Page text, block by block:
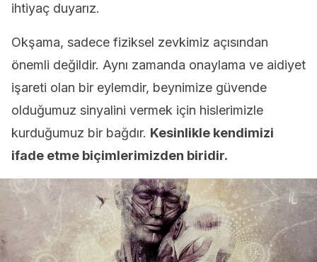
ihtiyaç duyarız.
Okşama, sadece fiziksel zevkimiz açısından
önemli değildir. Aynı zamanda onaylama ve aidiyet
işareti olan bir eylemdir, beynimize güvende
olduğumuz sinyalini vermek için hislerimizle
kurduğumuz bir bağdır. Kesinlikle kendimizi
ifade etme biçimlerimizden biridir.